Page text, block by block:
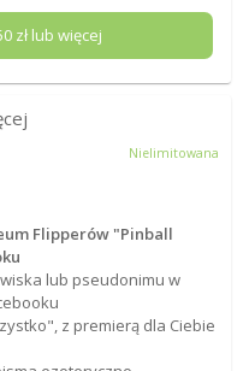
zł lub więcej
Nielimitowana
Flipperów "Pinball
lub pseudonimu w
z premierą dla Ciebie